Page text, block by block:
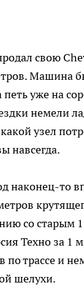
свою
Машина
уже на
немели
узел
навсегда.
наконец-то
со старым
Техно за 1
трассе и
шелухи.